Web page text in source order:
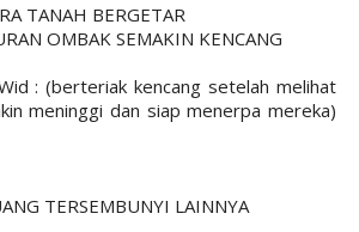
TANAH BERGETAR
OMBAK SEMAKIN KENCANG
: (berteriak kencang setelah melihat
meninggi dan siap menerpa mereka)
TERSEMBUNYI LAINNYA